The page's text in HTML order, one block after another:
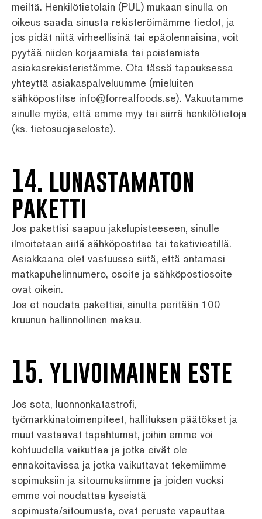
meiltä. Henkilötietolain (PUL) mukaan sinulla on
oikeus saada sinusta rekisteröimämme tiedot, ja
jos pidät niitä virheellisinä tai epäolennaisina, voit
pyytää niiden korjaamista tai poistamista
asiakasrekisteristämme. Ota tässä tapauksessa
yhteyttä asiakaspalveluumme (mieluiten
sähköpostitse info@forrealfoods.se). Vakuutamme
sinulle myös, että emme myy tai siirrä henkilötietoja
(ks. tietosuojaseloste).
14. lunastamaton
paketti
Jos pakettisi saapuu jakelupisteeseen, sinulle
ilmoitetaan siitä sähköpostitse tai tekstiviestillä.
Asiakkaana olet vastuussa siitä, että antamasi
matkapuhelinnumero, osoite ja sähköpostiosoite
ovat oikein.
Jos et noudata pakettisi, sinulta peritään 100
kruunun hallinnollinen maksu.
15. ylivoimainen este
Jos sota, luonnonkatastrofi,
työmarkkinatoimenpiteet, hallituksen päätökset ja
muut vastaavat tapahtumat, joihin emme voi
kohtuudella vaikuttaa ja jotka eivät ole
ennakoitavissa ja jotka vaikuttavat tekemiimme
sopimuksiin ja sitoumuksiimme ja joiden vuoksi
emme voi noudattaa kyseistä
sopimusta/sitoumusta, ovat peruste vapauttaa